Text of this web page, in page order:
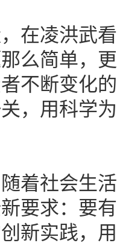
凌洪武看
么简单，
不断变化
，用科学
社会生活
要求：要
新实践，